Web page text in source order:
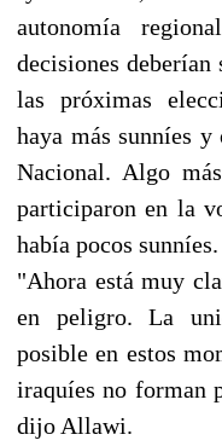
autonomía
decisiones deberían
las próximas
haya más sunníes
Nacional. Algo
participaron en la
había pocos sunníes.
"Ahora está muy
en peligro. La
posible en estos
iraquíes no forman
dijo Allawi.